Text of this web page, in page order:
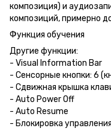
композиция) и
композиций, примерно
Функция обучения
Другие функции:
- Visual Information Bar
- Сенсорные кнопки: 6
- Сдвижная крышка
- Auto Power Off
- Auto Resume
- Блокировка